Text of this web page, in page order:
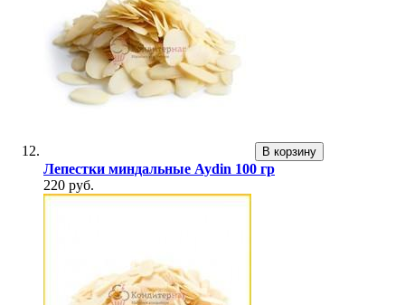
В корзину
Лепестки миндальные Aydin 100 гр
220 руб.